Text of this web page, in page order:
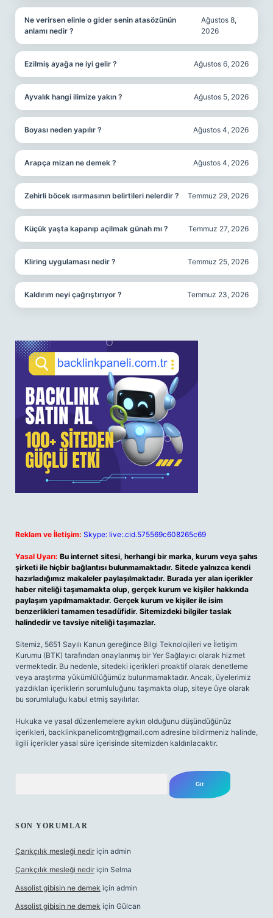
Ne verirsen elinle o gider senin atasözünün
anlamı nedir ?
Ağustos 8,
2026
Ezilmiş ayağa ne iyi gelir ? Ağustos 6, 2026
Ayvalık hangi ilimize yakın ? Ağustos 5, 2026
Boyası neden yapılır ? Ağustos 4, 2026
Arapça mizan ne demek ? Ağustos 4, 2026
Zehirli böcek ısırmasının belirtileri nelerdir ? Temmuz 29, 2026
Küçük yaşta kapanıp açilmak günah mı ? Temmuz 27, 2026
Kliring uygulaması nedir ? Temmuz 25, 2026
Kaldırım neyi çağrıştırıyor ? Temmuz 23, 2026
Reklam ve İletişim: Skype: live:.cid.575569c608265c69
Yasal Uyarı: Bu internet sitesi, herhangi bir marka, kurum veya şahıs
şirketi ile hiçbir bağlantısı bulunmamaktadır. Sitede yalnızca kendi
hazırladığımız makaleler paylaşılmaktadır. Burada yer alan içerikler
haber niteliği taşımamakta olup, gerçek kurum ve kişiler hakkında
paylaşım yapılmamaktadır. Gerçek kurum ve kişiler ile isim
benzerlikleri tamamen tesadüfidir. Sitemizdeki bilgiler taslak
halindedir ve tavsiye niteliği taşımazlar.
Sitemiz, 5651 Sayılı Kanun gereğince Bilgi Teknolojileri ve İletişim
Kurumu (BTK) tarafından onaylanmış bir Yer Sağlayıcı olarak hizmet
vermektedir. Bu nedenle, sitedeki içerikleri proaktif olarak denetleme
veya araştırma yükümlülüğümüz bulunmamaktadır. Ancak, üyelerimiz
yazdıkları içeriklerin sorumluluğunu taşımakta olup, siteye üye olarak
bu sorumluluğu kabul etmiş sayılırlar.
Hukuka ve yasal düzenlemelere aykırı olduğunu düşündüğünüz
içerikleri, backlinkpanelicomtr@gmail.com adresine bildirmeniz halinde,
ilgili içerikler yasal süre içerisinde sitemizden kaldırılacaktır.
SON YORUMLAR
Çarıkçılık mesleği nedir için admin
Çarıkçılık mesleği nedir için Selma
Assolist gibisin ne demek için admin
Assolist gibisin ne demek için Gülcan